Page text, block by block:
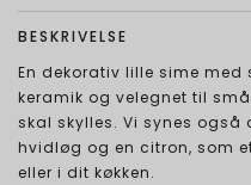
BESKRIVELSE
En dekorativ lille sime
keramik og velegnet til
skal skylles. Vi synes
hvidløg og en citron, som
eller i dit køkken.